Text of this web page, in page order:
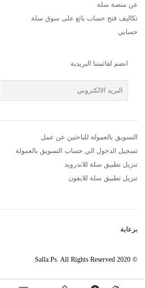
عن منصة سلة
تكاليف فتح حساب بائع على سوق سلة
حسابي
انضم لقائمتنا البريدية
التسويق بالعمولة للباحثين عن عمل
تسجيل الدخول الي حساب التسويق بالعمولة
تنزيل تطبيق سلة للاندرويد
تنزيل تطبيق سلة للايفون
© 2020 Salla.Ps. All Rights Reserved
برعاية